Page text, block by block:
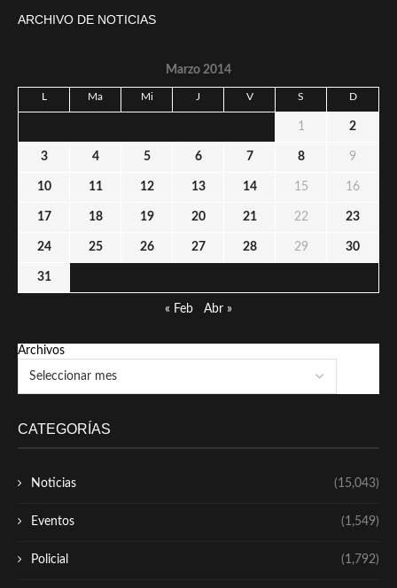
ARCHIVO DE NOTICIAS
Marzo 2014
L Ma Mi J V S D
1 2
3 4 5 6 7 8 9
10 11 12 13 14 15 16
17 18 19 20 21 22 23
24 25 26 27 28 29 30
31
« Feb Abr »
Archivos
CATEGORÍAS
Noticias (15,043)
Eventos (1,549)
Policial (1,792)